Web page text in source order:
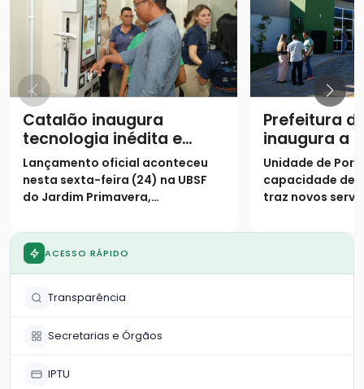
Catalão inaugura
tecnologia inédita e
assume posição de
destaque na saúde
digital no SUS
Lançamento oficial aconteceu
nesta sexta-feira (24) na UBSF
do Jardim Primavera,
o primeiro do país a receber o
projeto de triagem digital
Prefeitura
inaugura a
Unidade
Saúde da
Fayad
Unidade de
capacidade de
traz novos
Primavera e
ACESSO RÁPIDO
Transparência
Secretarias e Órgãos
IPTU